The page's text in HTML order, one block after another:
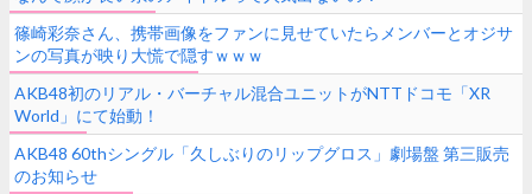
篠崎彩奈さん、携帯画像をファンに見せていたらメンバーとオジサ
ンの写真が映り大慌で隠すｗｗｗ
AKB48初のリアル・バーチャル混合ユニットがNTTドコモ「XR
World」にて始動！
AKB48 60thシングル「久しぶりのリップグロス」劇場盤 第三販売
のお知らせ